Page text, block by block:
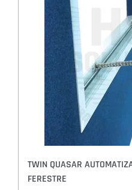
TWIN QUASAR
FERESTRE